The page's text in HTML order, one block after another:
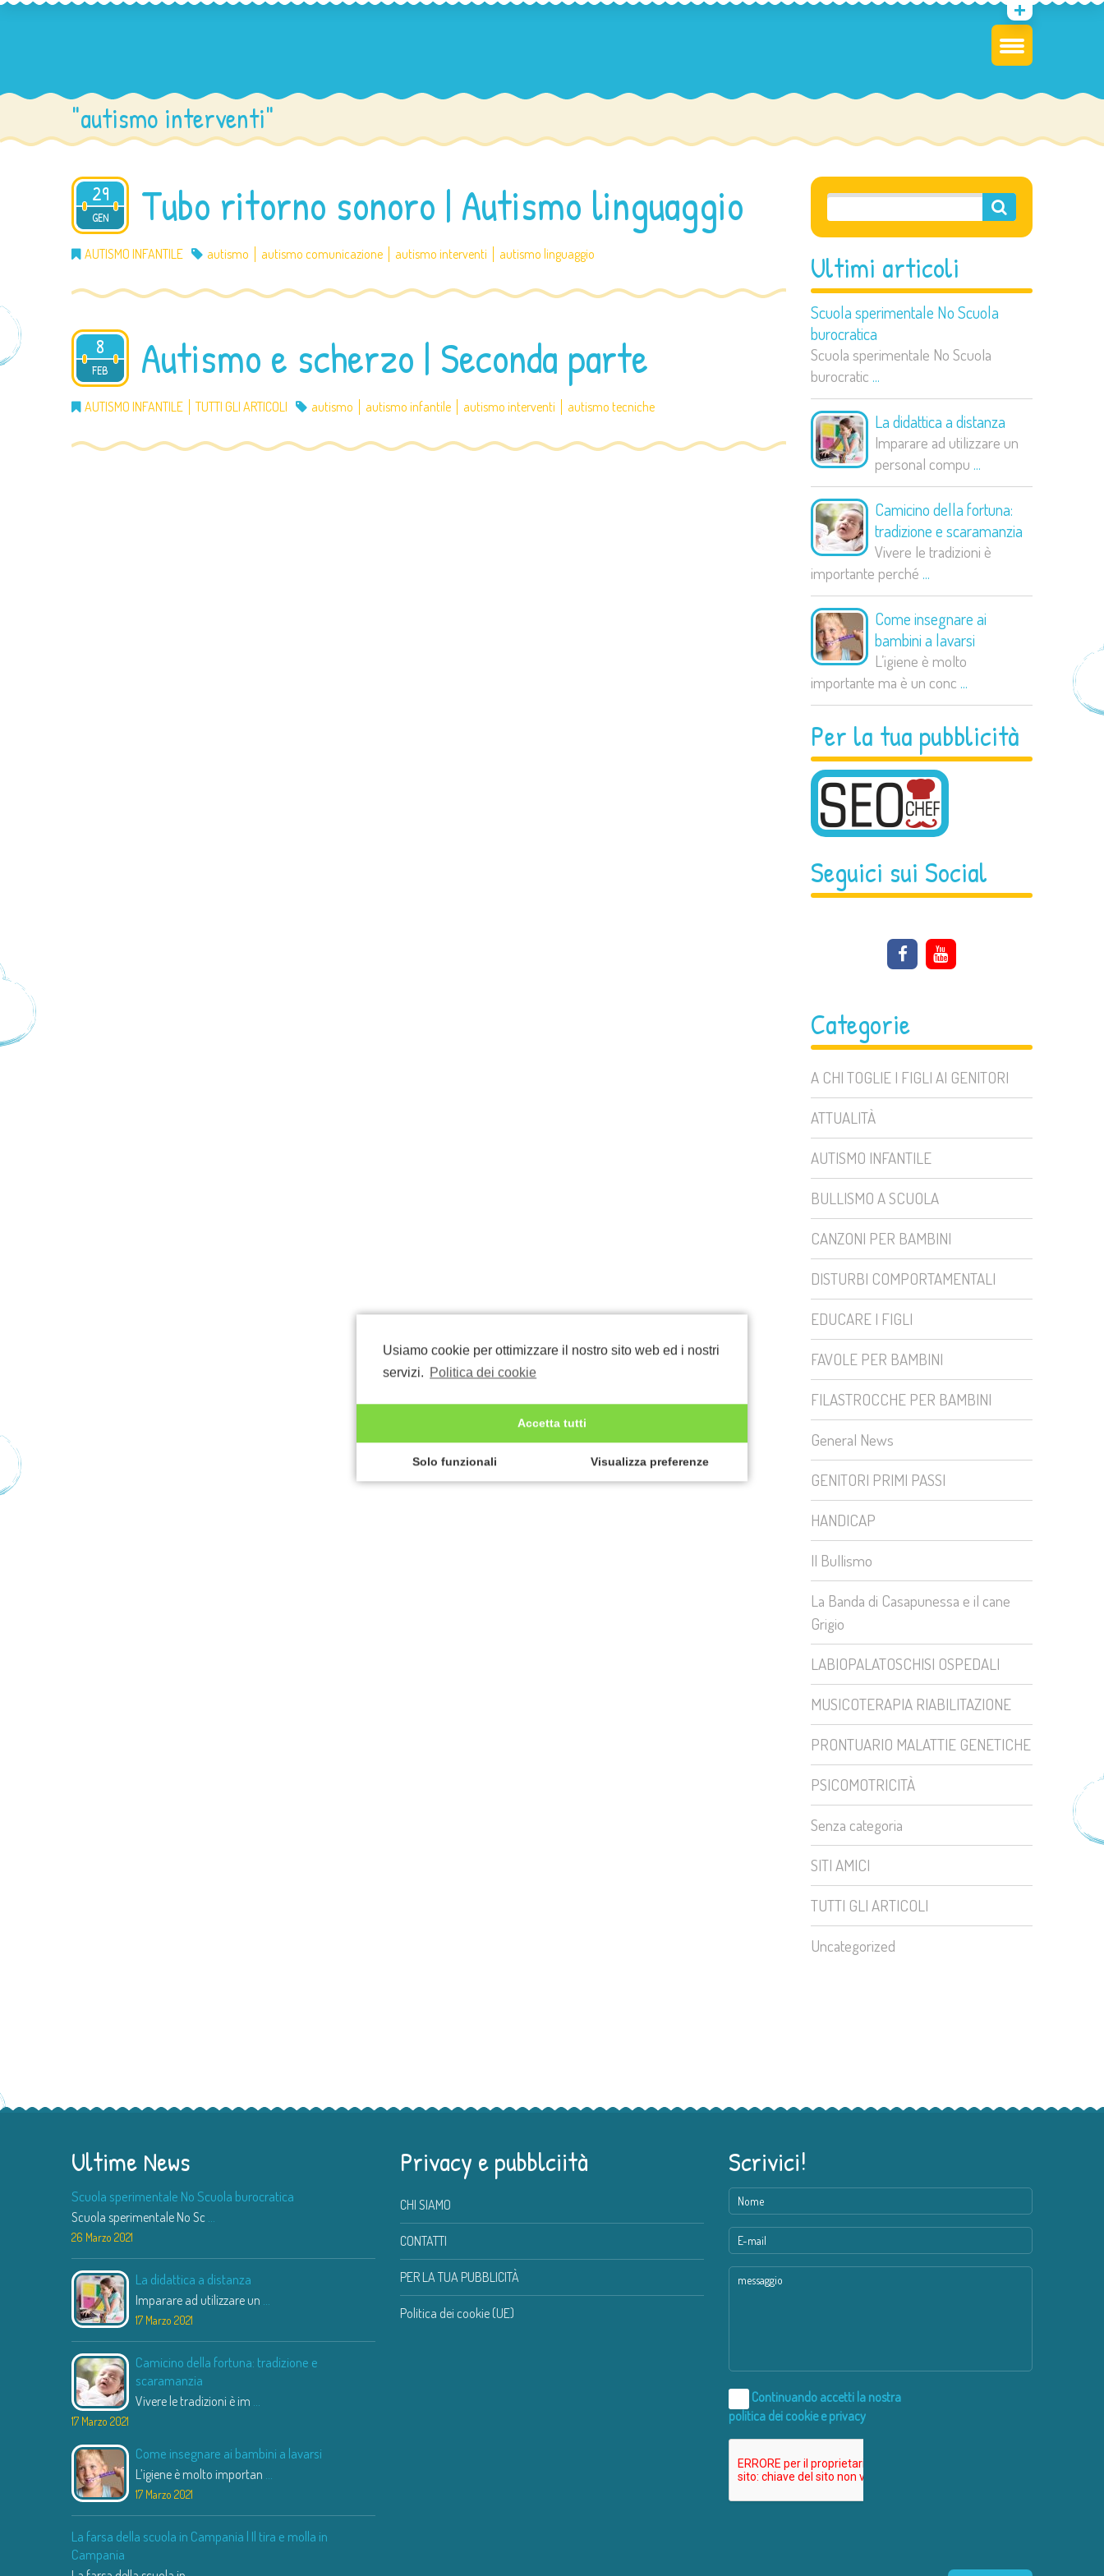
Usiamo cookie per ottimizzare il nostro sito web ed i nostri
servizi. Politica dei cookie
Accetta tutti
Solo funzionali Visualizza preferenze
"autismo interventi"
Ultimi articoli
Scuola sperimentale No Scuola
burocratica
Scuola sperimentale No Scuola
burocratic ...
La didattica a distanza
Imparare ad utilizzare un
personal compu ...
Camicino della fortuna:
tradizione e scaramanzia
Vivere le tradizioni è
importante perché ...
Come insegnare ai
bambini a lavarsi
L’igiene è molto
importante ma è un conc ...
Per la tua pubblicità
Seguici sui Social
Categorie
A CHI TOGLIE I FIGLI AI GENITORI
ATTUALITÀ
AUTISMO INFANTILE
BULLISMO A SCUOLA
CANZONI PER BAMBINI
DISTURBI COMPORTAMENTALI
EDUCARE I FIGLI
FAVOLE PER BAMBINI
FILASTROCCHE PER BAMBINI
General News
GENITORI PRIMI PASSI
HANDICAP
Il Bullismo
La Banda di Casapunessa e il cane
Grigio
LABIOPALATOSCHISI OSPEDALI
MUSICOTERAPIA RIABILITAZIONE
PRONTUARIO MALATTIE GENETICHE
PSICOMOTRICITÀ
Senza categoria
SITI AMICI
TUTTI GLI ARTICOLI
Uncategorized
29
GEN
2020 Tubo ritorno sonoro | Autismo linguaggio
AUTISMO INFANTILE autismo autismo comunicazione autismo interventi autismo linguaggio
8
FEB
2016 Autismo e scherzo | Seconda parte
AUTISMO INFANTILE TUTTI GLI ARTICOLI autismo autismo infantile autismo interventi autismo tecniche
Ultime News
Scuola sperimentale No Scuola burocratica
Scuola sperimentale No Sc ...
26 Marzo 2021
La didattica a distanza
Imparare ad utilizzare un ...
17 Marzo 2021
Camicino della fortuna: tradizione e
scaramanzia
Vivere le tradizioni è im ...
17 Marzo 2021
Come insegnare ai bambini a lavarsi
L’igiene è molto importan ...
17 Marzo 2021
La farsa della scuola in Campania | Il tira e molla in
Campania
Privacy e pubblciità
CHI SIAMO
CONTATTI
PER LA TUA PUBBLICITÀ
Politica dei cookie (UE)
Scrivici!
Continuando accetti la nostra
politica dei cookie e privacy